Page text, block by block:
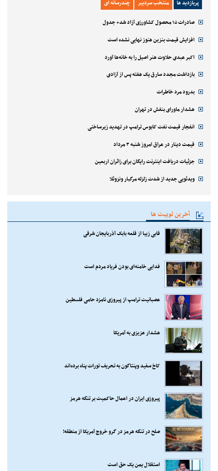
پربازدید ها منتخب سردبیر چندرسانه ای
صادرات ۱۵ محصول کشاورزی آزاد شد+ جدول
افزایش قیمت بنزین هنوز نهایی نشده است
اکبر عبدی حلاوت هنر اصیل را به خانه‌ها آورد
بازداشت مجدد سارق یک هفته پس از آزادی
بدرود مرد خاطرات
هشدار ماورای بنفش در تهران
انفجار قیمت نفت کابوس ترامپ در تهدید زیرساختی
قیمت دینار در عراق امروز شنبه ۳ مرداد
جزئیات دریافت اینترنت رایگان برای زائران اربعین
ویدئویی جدید از شدت زلزله مرگبار ونزوئلا
آخرین توییت ها
قابی زیبا از قلعه بابک آذربایجان شرقی
فدایی خامنه‌ای بودن فریاد مردم است
عصبانیت ترامپ از پیروزی نامزد حامی فلسطین
هشدار عزیزی به آمریکا
کاخ سفید وپنتاگون به تحریف تورات پناه برده‌اند
پیروزی ایران در اعمال حاکمیت بر تنگه هرمز
صلح در تنگه هرمز در گرو خروج آمریکا از منطقه!
استقلال یمن یک حق است